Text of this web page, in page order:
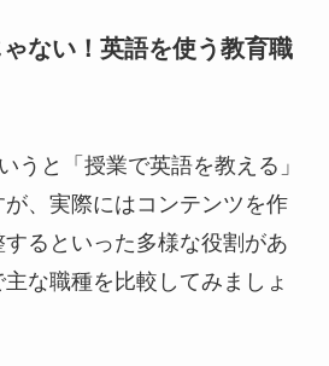
ゃない！英語を使う教育職
うと「授業で英語を教える」
、実際にはコンテンツを作
るといった多様な役割があ
な職種を比較してみましょ